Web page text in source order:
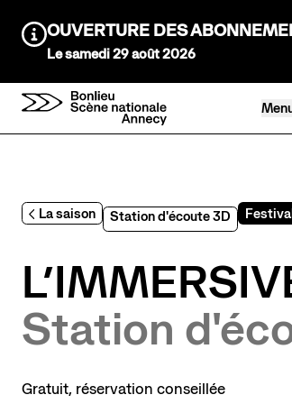
Information :
OUVERTURE DES
Le samedi 29 août 2026
La saison Station d'écoute 3D
Station
Gratuit, réservation conseillée